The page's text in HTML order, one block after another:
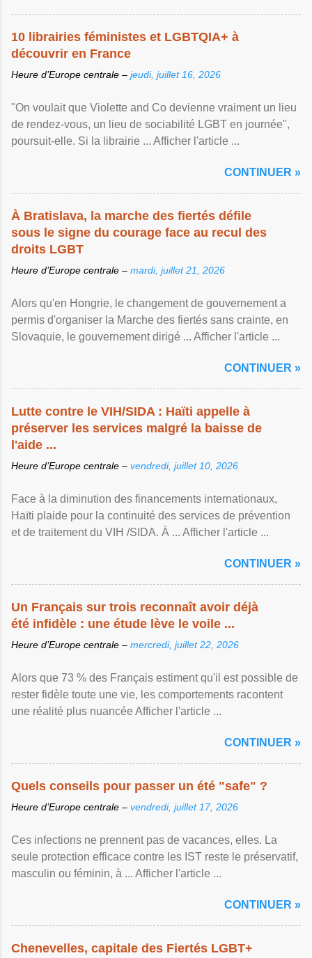
10 librairies féministes et LGBTQIA+ à
découvrir en France
Heure d’Europe centrale – jeudi, juillet 16, 2026
"On voulait que Violette and Co devienne vraiment un lieu
de rendez-vous, un lieu de sociabilité LGBT en journée",
poursuit-elle. Si la librairie ... Afficher l'article ...
CONTINUER »
À Bratislava, la marche des fiertés défile
sous le signe du courage face au recul des
droits LGBT
Heure d’Europe centrale – mardi, juillet 21, 2026
Alors qu'en Hongrie, le changement de gouvernement a
permis d'organiser la Marche des fiertés sans crainte, en
Slovaquie, le gouvernement dirigé ... Afficher l'article ...
CONTINUER »
Lutte contre le VIH/SIDA : Haïti appelle à
préserver les services malgré la baisse de
l'aide ...
Heure d’Europe centrale – vendredi, juillet 10, 2026
Face à la diminution des financements internationaux,
Haïti plaide pour la continuité des services de prévention
et de traitement du VIH /SIDA. À ... Afficher l'article ...
CONTINUER »
Un Français sur trois reconnaît avoir déjà
été infidèle : une étude lève le voile ...
Heure d’Europe centrale – mercredi, juillet 22, 2026
Alors que 73 % des Français estiment qu'il est possible de
rester fidèle toute une vie, les comportements racontent
une réalité plus nuancée Afficher l'article ...
CONTINUER »
Quels conseils pour passer un été "safe" ?
Heure d’Europe centrale – vendredi, juillet 17, 2026
Ces infections ne prennent pas de vacances, elles. La
seule protection efficace contre les IST reste le préservatif,
masculin ou féminin, à ... Afficher l'article ...
CONTINUER »
Chenevelles, capitale des Fiertés LGBT+